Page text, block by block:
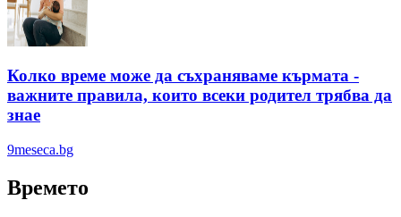
Колко време може да съхраняваме кърмата -
важните правила, които всеки родител трябва да
знае
9meseca.bg
Времето